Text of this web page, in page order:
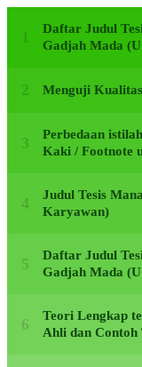
Daftar Judul
Gadjah Mada
Menguji
Perbedaan
Kaki / Footnote
Judul Tesis
Karyawan)
Daftar Judul
Gadjah Mada
Teori Lengkap
Ahli dan Contoh